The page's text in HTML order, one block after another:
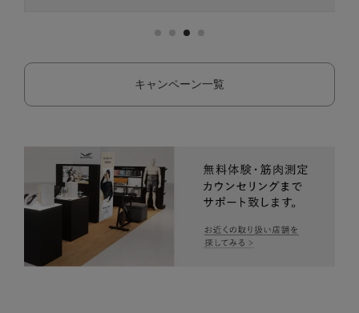
キャンペーン一覧